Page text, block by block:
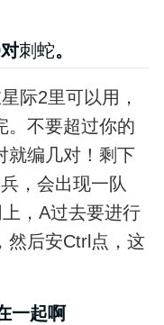
刺蛇。
际2里可以用，
。不要超过你的
就编几对！剩下
，会出现一队
，A过去要进行
然后安Ctrl点，这
一起啊